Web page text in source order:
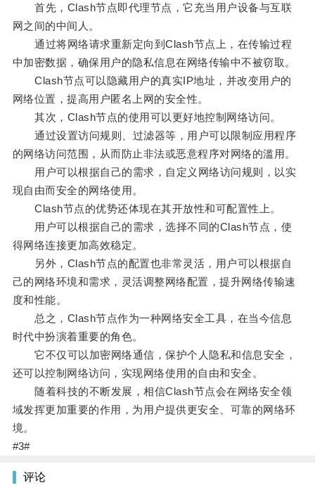
首先，Clash节点即代理节点，它充当用户设备与互联
网之间的中间人。
通过将网络请求重新定向到Clash节点上，在传输过程
中加密数据，确保用户的隐私信息在网络传输中不被窃取。
Clash节点可以隐藏用户的真实IP地址，并改变用户的
网络位置，提高用户匿名上网的安全性。
其次，Clash节点的使用可以更好地控制网络访问。
通过设置访问规则、过滤器等，用户可以限制应用程序
的网络访问范围，从而防止非法或恶意程序对网络的滥用。
用户可以根据自己的需求，自定义网络访问规则，以实
现自由而安全的网络使用。
Clash节点的优势还体现在其开放性和可配置性上。
用户可以根据自己的需求，选择不同的Clash节点，使
得网络连接更加高效稳定。
另外，Clash节点的配置也非常灵活，用户可以根据自
己的网络环境和需求，灵活调整网络配置，提升网络传输速
度和性能。
总之，Clash节点作为一种网络安全工具，在当今信息
时代中扮演着重要的角色。
它不仅可以加密网络通信，保护个人隐私和信息安全，
还可以控制网络访问，实现网络使用的自由和安全。
随着科技的不断发展，相信Clash节点会在网络安全领
域发挥更加重要的作用，为用户提供更安全、可靠的网络环
境。
#3#
评论